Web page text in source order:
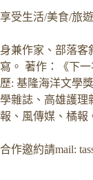
享受生活/美食/旅
身兼作家、部落客
寫。 著作：《下
歷: 基隆海洋文學
學雜誌、高雄護理
報、風傳媒、橘報
合作邀約請mail: